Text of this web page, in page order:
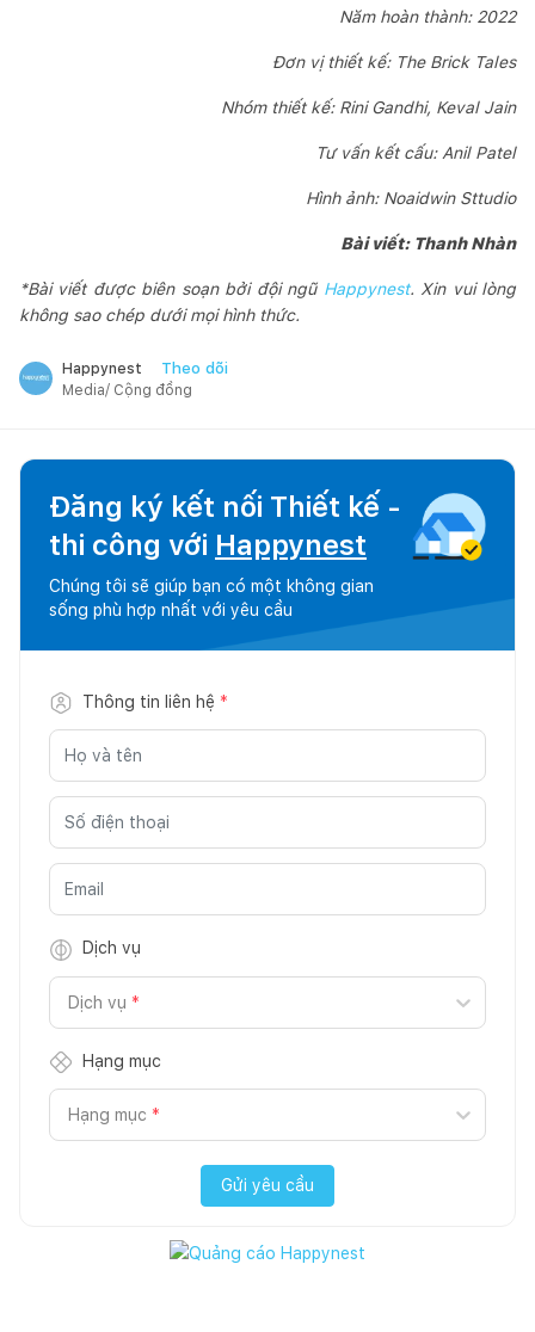
Năm hoàn thành: 2022
Đơn vị thiết kế: The Brick Tales
Nhóm thiết kế: Rini Gandhi, Keval Jain
Tư vấn kết cấu: Anil Patel
Hình ảnh: Noaidwin Sttudio
Bài viết: Thanh Nhàn
*Bài viết được biên soạn bởi đội ngũ Happynest. Xin vui lòng
không sao chép dưới mọi hình thức.
Happynest Theo dõi
Media/ Cộng đồng
Đăng ký kết nối Thiết kế -
thi công với Happynest
Chúng tôi sẽ giúp bạn có một không gian
sống phù hợp nhất với yêu cầu
Thông tin liên hệ *
Dịch vụ
Dịch vụ *
Hạng mục
Hạng mục *
Gửi yêu cầu